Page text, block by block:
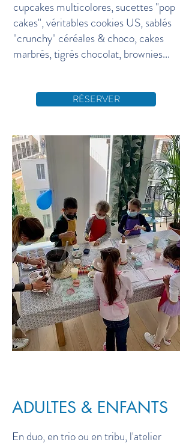
cupcakes multicolores, sucettes "pop
cakes", véritables cookies US, sablés
"crunchy" céréales & choco, cakes
marbrés, tigrés chocolat, brownies...
RÉSERVER
ADULTES & ENFANTS
En duo, en trio ou en tribu, l'atelier